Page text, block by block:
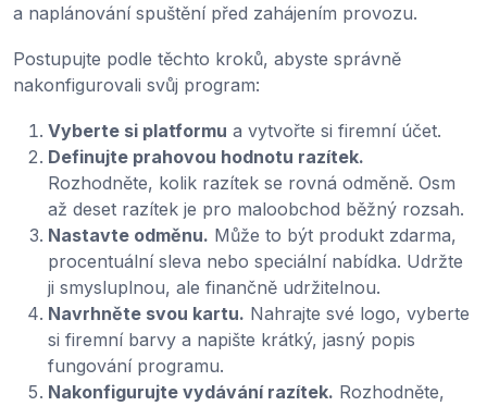
a naplánování spuštění před zahájením provozu.
Postupujte podle těchto kroků, abyste správně
nakonfigurovali svůj program:
Vyberte si platformu a vytvořte si firemní účet.
Definujte prahovou hodnotu razítek.
Rozhodněte, kolik razítek se rovná odměně. Osm
až deset razítek je pro maloobchod běžný rozsah.
Nastavte odměnu. Může to být produkt zdarma,
procentuální sleva nebo speciální nabídka. Udržte
ji smysluplnou, ale finančně udržitelnou.
Navrhněte svou kartu. Nahrajte své logo, vyberte
si firemní barvy a napište krátký, jasný popis
fungování programu.
Nakonfigurujte vydávání razítek. Rozhodněte,